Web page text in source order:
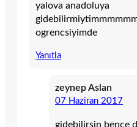
yalova anadoluya
ogrencsiyimde
Yanıtla
zeynep Aslan
07 Haziran 2017
gidebilirsin bence